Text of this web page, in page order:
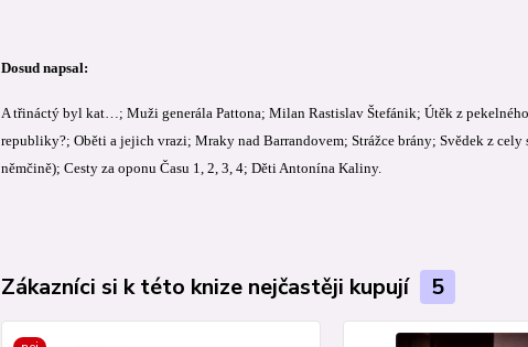
Dosud napsal:
A třináctý byl kat…; Muži generála Pattona; Milan Rastislav Štefánik; Útěk z
republiky?; Oběti a jejich vrazi; Mraky nad Barrandovem; Strážce brány; Svědek z
němčině); Cesty za oponu Času 1, 2, 3, 4; Děti Antonína Kaliny.
Zákazníci si k této knize nejčastěji kupují 5